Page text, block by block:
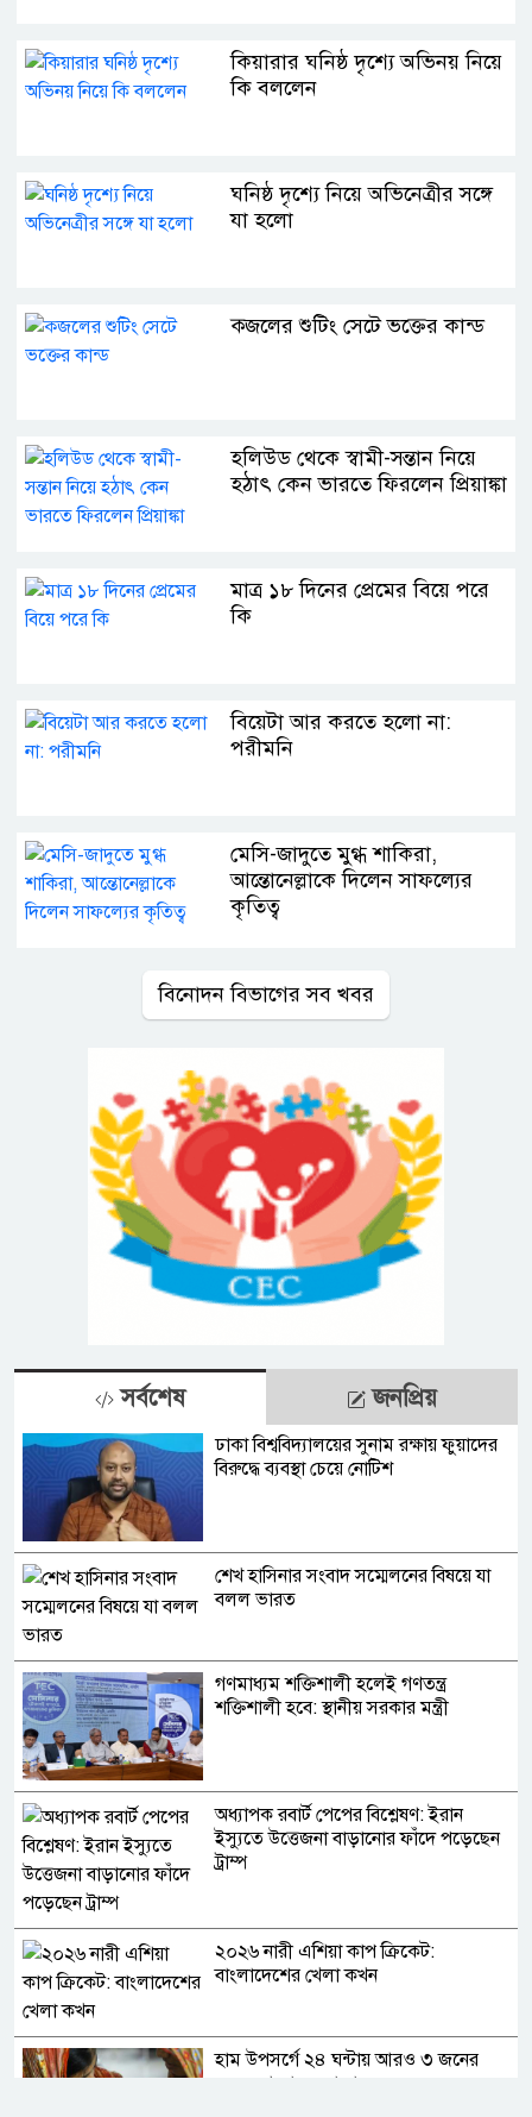
কিয়ারার ঘনিষ্ঠ দৃশ্যে অভিনয় নিয়ে
কি বললেন
ঘনিষ্ঠ দৃশ্যে নিয়ে অভিনেত্রীর সঙ্গে
যা হলো
ক্জলের শুটিং সেটে ভক্তের কান্ড
হলিউড থেকে স্বামী-সন্তান নিয়ে
হঠাৎ কেন ভারতে ফিরলেন প্রিয়াঙ্কা
মাত্র ১৮ দিনের প্রেমের বিয়ে পরে
কি
বিয়েটা আর করতে হলো না:
পরীমনি
মেসি-জাদুতে মুগ্ধ শাকিরা,
আন্তোনেল্লাকে দিলেন সাফল্যের
কৃতিত্ব
বিনোদন বিভাগের সব খবর
সর্বশেষ জনপ্রিয়
ঢাকা বিশ্ববিদ্যালয়ের সুনাম রক্ষায় ফুয়াদের
বিরুদ্ধে ব্যবস্থা চেয়ে নোটিশ
শেখ হাসিনার সংবাদ সম্মেলনের বিষয়ে যা
বলল ভারত
গণমাধ্যম শক্তিশালী হলেই গণতন্ত্র
শক্তিশালী হবে: স্থানীয় সরকার মন্ত্রী
অধ্যাপক রবার্ট পেপের বিশ্লেষণ: ইরান
ইস্যুতে উত্তেজনা বাড়ানোর ফাঁদে পড়েছেন
ট্রাম্প
২০২৬ নারী এশিয়া কাপ ক্রিকেট:
বাংলাদেশের খেলা কখন
হাম উপসর্গে ২৪ ঘন্টায় আরও ৩ জনের
মৃত্যু, আক্রান্ত ১ হাজার ২১৮